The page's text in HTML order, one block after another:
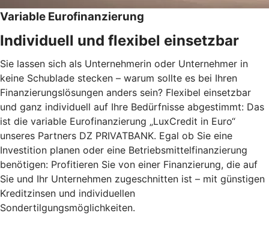
Variable Eurofinanzierung
Individuell und flexibel einsetzbar
Sie lassen sich als Unternehmerin oder Unternehmer in
keine Schublade stecken – warum sollte es bei Ihren
Finanzierungslösungen anders sein? Flexibel einsetzbar
und ganz individuell auf Ihre Bedürfnisse abgestimmt: Das
ist die variable Eurofinanzierung „LuxCredit in Euro“
unseres Partners DZ PRIVATBANK. Egal ob Sie eine
Investition planen oder eine Betriebsmittelfinanzierung
benötigen: Profitieren Sie von einer Finanzierung, die auf
Sie und Ihr Unternehmen zugeschnitten ist – mit günstigen
Kreditzinsen und individuellen
Sondertilgungsmöglichkeiten.